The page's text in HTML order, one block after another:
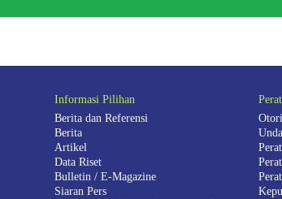
Informasi Pilihan
Berita dan Referensi
Berita
Artikel
Data Riset
Bulletin / E-Magazine
Siaran Pers